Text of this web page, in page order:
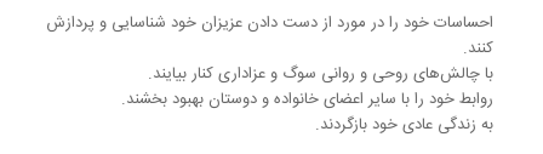
احساسات خود را در مورد از دست دادن عزیزان خود شناسایی و پردازش
کنند.
با چالش‌های روحی و روانی سوگ و عزاداری کنار بیایند.
روابط خود را با سایر اعضای خانواده و دوستان بهبود بخشند.
به زندگی عادی خود بازگردند.